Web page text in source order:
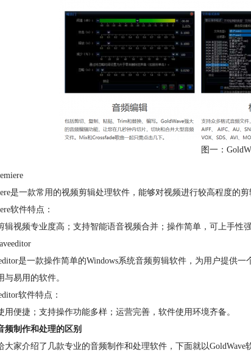
图一：
是一款常用的视频剪辑处理软件，能够对视频进行较高程度的
软件特点：
辑视频专业度高；支持智能语音视频合并；操作简单，可上手性强
是一款操作简单的Windows系统音频剪辑软件，为用户提供
与易用的软件。
软件特点：
用便捷；支持操作功能多样；运营完善，软件使用环境齐备。
频制作和处理的区别
大家介绍了几款专业的音频制作和处理软件，下面就以GoldWave